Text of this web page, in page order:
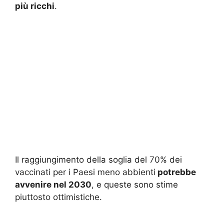
più ricchi.
Il raggiungimento della soglia del 70% dei
vaccinati per i Paesi meno abbienti potrebbe
avvenire nel 2030, e queste sono stime
piuttosto ottimistiche.